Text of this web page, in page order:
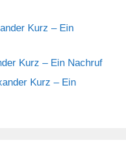
Kurz – Ein
Kurz – Ein Nachruf
Kurz – Ein